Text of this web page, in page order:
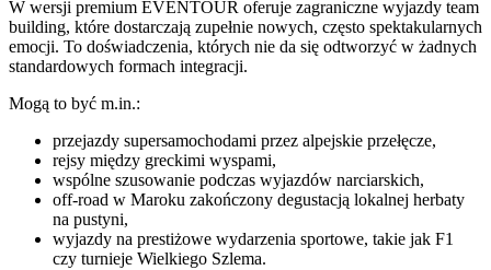
W wersji premium EVENTOUR oferuje zagraniczne wyjazdy team
building, które dostarczają zupełnie nowych, często spektakularnych
emocji. To doświadczenia, których nie da się odtworzyć w żadnych
standardowych formach integracji.
Mogą to być m.in.:
przejazdy supersamochodami przez alpejskie przełęcze,
rejsy między greckimi wyspami,
wspólne szusowanie podczas wyjazdów narciarskich,
off-road w Maroku zakończony degustacją lokalnej herbaty
na pustyni,
wyjazdy na prestiżowe wydarzenia sportowe, takie jak F1
czy turnieje Wielkiego Szlema.